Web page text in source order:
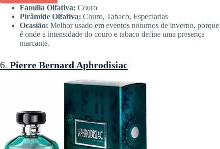
Família Olfativa: Couro
Pirâmide Olfativa: Couro, Tabaco, Especiarias
Ocasião: Melhor usado em eventos noturnos de inverno, porque
é onde a intensidade do couro e tabaco define uma presença
marcante.
6. Pierre Bernard Aphrodisiac